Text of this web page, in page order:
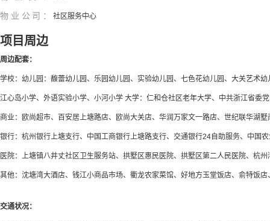
物业公司： 社区服务中心
项目周边
周边配套：
学校：幼儿园：馥蕾幼儿园、乐园幼儿园、实验幼儿园、七色花幼儿园、大关艺术
江心岛小学、外语实验小学、小河小学 大学：仁和仓社区老年大学、中共浙江省委
商业：欧尚超市、百安居上塘路店、欧尚大关店、华润万家文一路店、世纪联华湖
银行：杭州银行上塘支行、中国工商银行上塘路支行、交通银行24自助服务、中国
医院：上塘镇八井丈社区卫生服务站、拱墅区惠民医院、拱墅区第二人民医院、杭
其他：沈塘湾大酒店、钱江小商品市场、衢龙农家菜馆、好地方玉堂饭店、俞特饭
交通状况：